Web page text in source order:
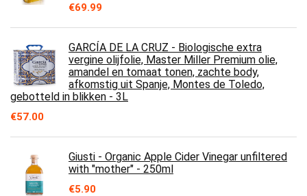
€69.99
GARCÍA DE LA CRUZ - Biologische extra
vergine olijfolie, Master Miller Premium olie,
amandel en tomaat tonen, zachte body,
afkomstig uit Spanje, Montes de Toledo,
gebotteld in blikken - 3L
€57.00
Giusti - Organic Apple Cider Vinegar unfiltered
with "mother" - 250ml
€5.90